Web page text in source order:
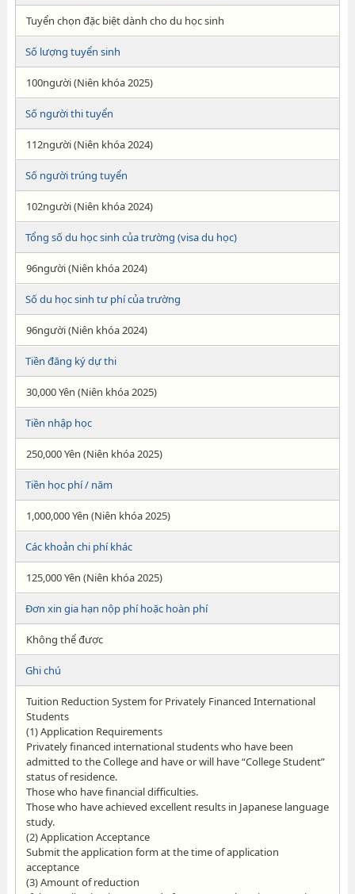
Tuyển chọn đặc biệt dành cho du học sinh
Số lượng tuyển sinh
100người (Niên khóa 2025)
Số người thi tuyển
112người (Niên khóa 2024)
Số người trúng tuyển
102người (Niên khóa 2024)
Tổng số du học sinh của trường (visa du học)
96người (Niên khóa 2024)
Số du học sinh tư phí của trường
96người (Niên khóa 2024)
Tiền đăng ký dự thi
30,000 Yên (Niên khóa 2025)
Tiền nhập học
250,000 Yên (Niên khóa 2025)
Tiền học phí / năm
1,000,000 Yên (Niên khóa 2025)
Các khoản chi phí khác
125,000 Yên (Niên khóa 2025)
Đơn xin gia hạn nộp phí hoặc hoàn phí
Không thể được
Ghi chú
Tuition Reduction System for Privately Financed International
Students
(1) Application Requirements
Privately financed international students who have been
admitted to the College and have or will have “College Student”
status of residence.
Those who have financial difficulties.
Those who have achieved excellent results in Japanese language
study.
(2) Application Acceptance
Submit the application form at the time of application
acceptance
(3) Amount of reduction